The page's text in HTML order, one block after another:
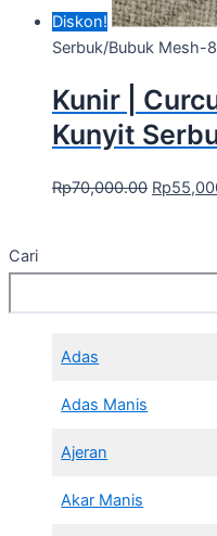
Cari
Adas
Adas Manis
Ajeran
Akar Manis
Diskon!
Serbuk/Bubuk Mesh-
Kunir |
Kunyit
Rp70,000.00 Rp